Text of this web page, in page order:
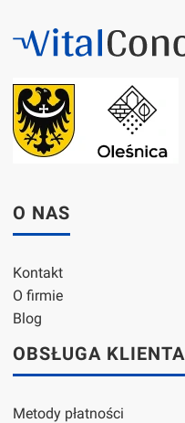
Linki w stopce
O NAS
Kontakt
O firmie
Blog
OBSŁUGA KLIENTA
Metody płatności